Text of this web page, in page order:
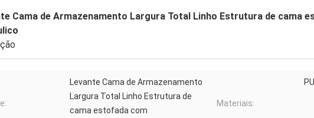
Cama de Armazenamento Largura Total Linho Estrutura de cama
Levante Cama de Armazenamento
Largura Total Linho Estrutura de
cama estofada com
Materiais: